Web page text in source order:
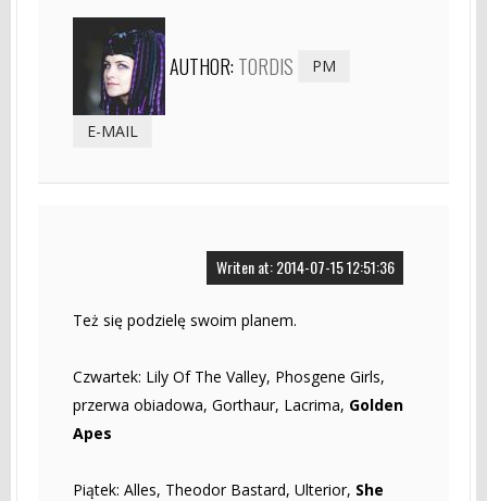
AUTHOR: TORDIS PM
E-MAIL
Writen at: 2014-07-15 12:51:36
Też się podzielę swoim planem.
Czwartek: Lily Of The Valley, Phosgene Girls,
przerwa obiadowa, Gorthaur, Lacrima, Golden
Apes
Piątek: Alles, Theodor Bastard, Ulterior, She